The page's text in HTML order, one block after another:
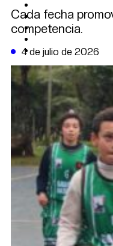
POLÍTICA
CAMBIO
DATA FIRME
DE LA TRIBUNA
Cada fecha
competencia.
4 de julio de 2026